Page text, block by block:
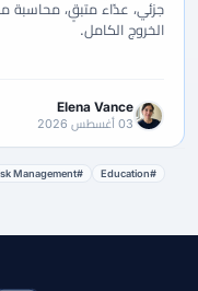
الخروج الكامل.
Elena Vance
03 أغسطس 2026
#Education
#Risk Management